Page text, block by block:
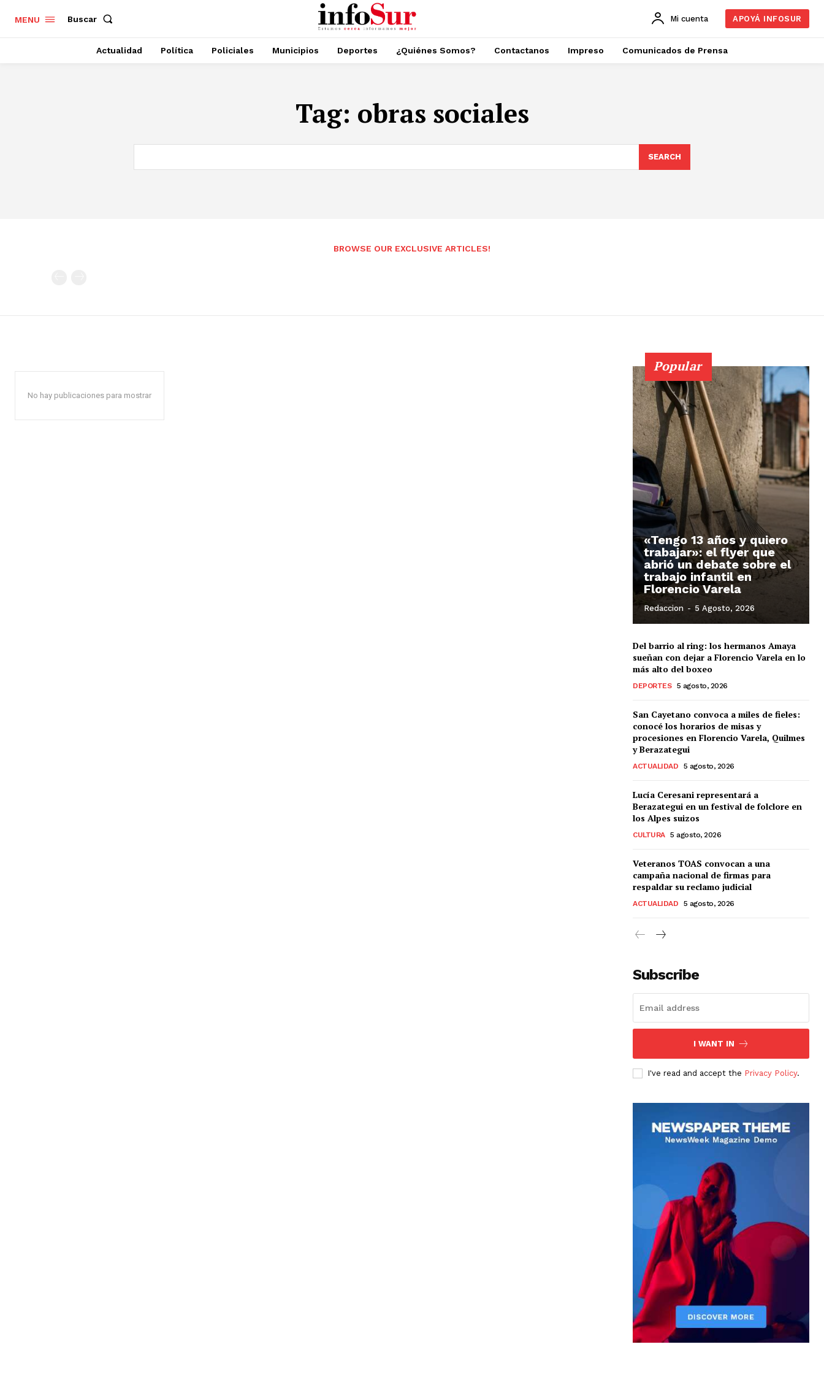
MENU Buscar Mi cuenta APOYÁ INFOSUR
Actualidad Política Policiales Municipios Deportes ¿Quiénes Somos? Contactanos Impreso Comunicados de Prensa
Tag: obras sociales
SEARCH
BROWSE OUR EXCLUSIVE ARTICLES!
No hay publicaciones para mostrar
Popular
«Tengo 13 años y quiero
trabajar»: el flyer que
abrió un debate sobre el
trabajo infantil en
Florencio Varela
Redaccion - 5 Agosto, 2026
Del barrio al ring: los hermanos Amaya
sueñan con dejar a Florencio Varela en lo
más alto del boxeo
DEPORTES 5 agosto, 2026
San Cayetano convoca a miles de fieles:
conocé los horarios de misas y
procesiones en Florencio Varela, Quilmes
y Berazategui
ACTUALIDAD 5 agosto, 2026
Lucía Ceresani representará a
Berazategui en un festival de folclore en
los Alpes suizos
CULTURA 5 agosto, 2026
Veteranos TOAS convocan a una
campaña nacional de firmas para
respaldar su reclamo judicial
ACTUALIDAD 5 agosto, 2026
Subscribe
I WANT IN
I've read and accept the Privacy Policy.